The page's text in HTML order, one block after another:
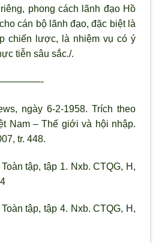
phong cách lãnh đạo Hồ
cán bộ lãnh đạo, đặc biệt là
chiến lược, là nhiệm vụ có ý
tiễn sâu sắc./.
ngày 6-2-1958. Trích theo
Nam – Thế giới và hội nhập.
tr. 448.
tập, tập 1. Nxb. CTQG, H,
tập, tập 4. Nxb. CTQG, H,